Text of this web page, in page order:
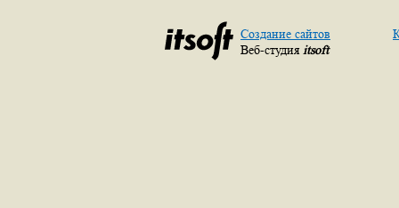
Создание сайтов
Веб-студия itsoft